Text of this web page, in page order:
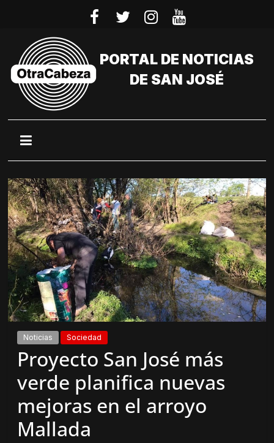
PORTAL DE NOTICIAS
DE SAN JOSÉ
Noticias Sociedad
Proyecto San José más
verde planifica nuevas
mejoras en el arroyo
Mallada